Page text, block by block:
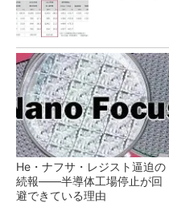
He・ナフサ・レジスト逼迫の
続報――半導体工場停止が回
避できている理由